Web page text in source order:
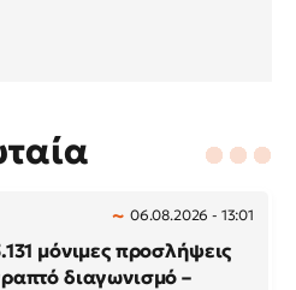
06.08.2026 - 13:01
μόνιμες προσλήψεις
διαγωνισμό –